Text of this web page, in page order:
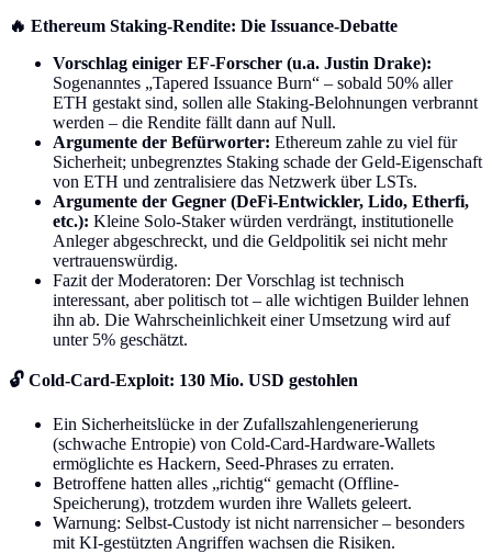
🔥 Ethereum Staking-Rendite: Die Issuance-Debatte
Vorschlag einiger EF-Forscher (u.a. Justin Drake):
Sogenanntes „Tapered Issuance Burn“ – sobald 50% aller
ETH gestakt sind, sollen alle Staking-Belohnungen verbrannt
werden – die Rendite fällt dann auf Null.
Argumente der Befürworter: Ethereum zahle zu viel für
Sicherheit; unbegrenztes Staking schade der Geld-Eigenschaft
von ETH und zentralisiere das Netzwerk über LSTs.
Argumente der Gegner (DeFi-Entwickler, Lido, Etherfi,
etc.): Kleine Solo-Staker würden verdrängt, institutionelle
Anleger abgeschreckt, und die Geldpolitik sei nicht mehr
vertrauenswürdig.
Fazit der Moderatoren: Der Vorschlag ist technisch
interessant, aber politisch tot – alle wichtigen Builder lehnen
ihn ab. Die Wahrscheinlichkeit einer Umsetzung wird auf
unter 5% geschätzt.
🔓 Cold-Card-Exploit: 130 Mio. USD gestohlen
Ein Sicherheitslücke in der Zufallszahlengenerierung
(schwache Entropie) von Cold-Card-Hardware-Wallets
ermöglichte es Hackern, Seed-Phrases zu erraten.
Betroffene hatten alles „richtig“ gemacht (Offline-
Speicherung), trotzdem wurden ihre Wallets geleert.
Warnung: Selbst-Custody ist nicht narrensicher – besonders
mit KI-gestützten Angriffen wachsen die Risiken.